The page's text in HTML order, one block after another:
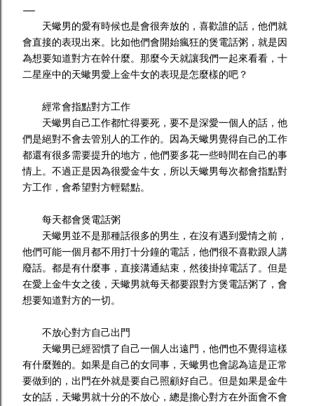
天蠍男的愛有時候也是會很奔放的，喜歡誰的話，他們就
會直接的表現出來。比如他們會開始瘋狂的煲電話粥，就是因
為想要知道對方在幹什麼。那麼今天就讓我們一起來看看，十
二星座中的天蠍男愛上金牛女的表現是怎麼樣的吧？
經常會指點對方工作
天蠍男自己工作都忙得要死，要不是深愛一個人的話，他
們是絕對不會去管別人的工作的。因為天蠍男覺得自己的工作
都還有很多需要提升的地方，他們要多花一些時間在自己的事
情上。不過正是因為很愛金牛女，所以天蠍男每次都會指點對
方工作，會希望對方輕鬆點。
每天都會煲電話粥
天蠍男並不是那種話很多的男生，在沒有遇到愛情之前，
他們可能一個月都不用打十分鐘的電話，他們很不喜歡跟人講
廢話。都是有什麼事，直接溝通結束，然後掛掉電話了。但是
在愛上金牛女之後，天蠍男就每天都要跟對方煲電話粥了，會
想要知道對方的一切。
不放心對方自己出門
天蠍男已經習慣了自己一個人出遠門，他們也不覺得這樣
有什麼難的。如果是自己的女同事，天蠍男也會認為這是正常
要做到的，出門在外就是要自己照顧好自己。但是如果是金牛
女的話，天蠍男就十分的不放心，總是擔心對方在外面會不會